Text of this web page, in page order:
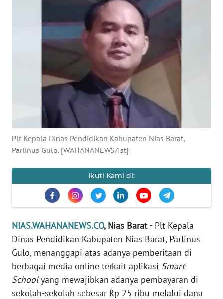
Plt Kepala Dinas Pendidikan Kabupaten Nias Barat,
Parlinus Gulo. [WAHANANEWS/Ist]
Ikuti Kami di:
NIAS.WAHANANEWS.CO, Nias Barat -Plt Kepala
Dinas Pendidikan Kabupaten Nias Barat, Parlinus
Gulo, menanggapi atas adanya pemberitaan di
berbagai media online terkait aplikasi Smart
Schoolyang mewajibkan adanya pembayaran di
sekolah-sekolah sebesar Rp 25 ribu melalui dana
NUSANTARA
BERITA
IKLAN
TENTANG
PEDOMAN
MEDIA
SIBER